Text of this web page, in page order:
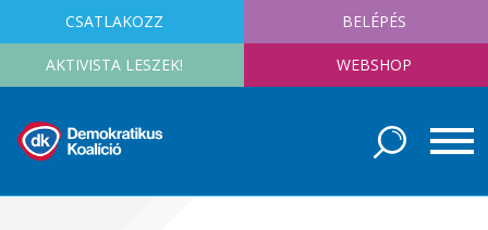
CSATLAKOZZ BELÉPÉS
AKTIVISTA LESZEK! WEBSHOP